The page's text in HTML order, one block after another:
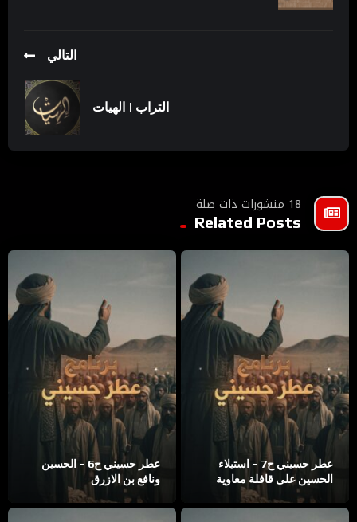
التالي
التراب | الهيات
18 منشورات ذات صلة
Related Posts
عطر حسيني ح7 – استيلاء
الحسين على قافلة معاوية
عطر حسيني ح6 – الحسين
ونافع بن الازرق